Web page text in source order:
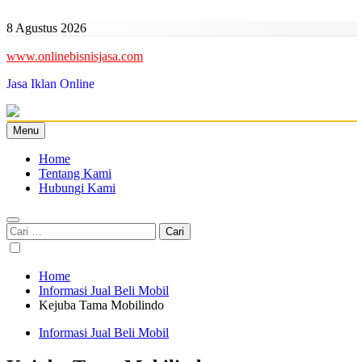
to
8 Agustus 2026
www.onlinebisnisjasa.com
Jasa Iklan Online
Menu
Home
Tentang Kami
Hubungi Kami
Cari
untuk:
Home
Informasi Jual Beli Mobil
Kejuba Tama Mobilindo
Informasi Jual Beli Mobil